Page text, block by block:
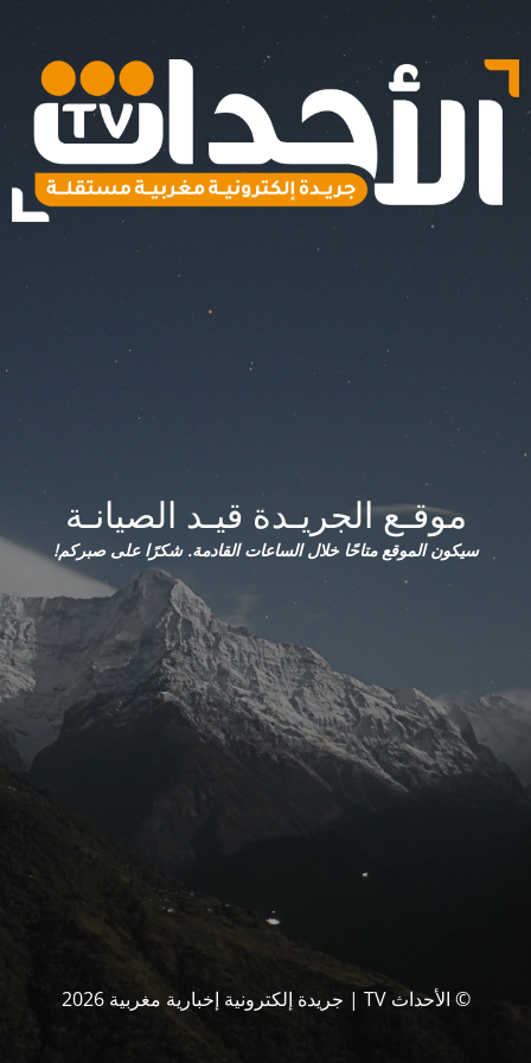
موقـع الجريـدة قيـد الصيانـة
سيكون الموقع متاحًا خلال الساعات القادمة. شكرًا على صبركم!
© الأحداث TV | جريدة إلكترونية إخبارية مغربية 2026